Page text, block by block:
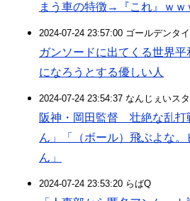
まう車の特徴→『これ』ｗｗ
2024-07-24 23:57:00 ゴールデンタ
ガンソードに出てくる世界
になろうとする優しい人
2024-07-24 23:54:37 なんじぇいス
阪神・岡田監督 壮絶な乱打
ん」「（ボール）飛ぶよな
ん」
2024-07-24 23:53:20 らばQ